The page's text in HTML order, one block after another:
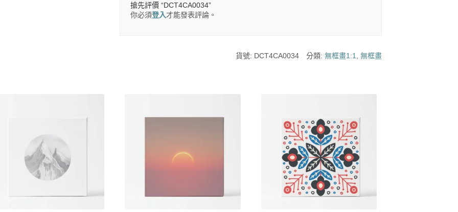
搶先評價 “DCT4CA0034”
你必須登入才能發表評論。
貨號: DCT4CA0034 分類:無框畫1:1 ,無框畫